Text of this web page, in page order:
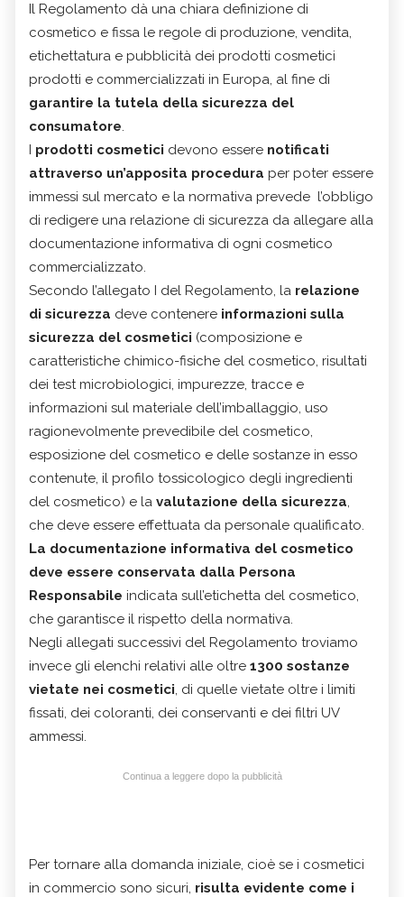
Il Regolamento dà una chiara definizione di
cosmetico e fissa le regole di produzione, vendita,
etichettatura e pubblicità dei prodotti cosmetici
prodotti e commercializzati in Europa, al fine di
garantire la tutela della sicurezza del
consumatore.
I prodotti cosmetici devono essere notificati
attraverso un’apposita procedura per poter essere
immessi sul mercato e la normativa prevede l’obbligo
di redigere una relazione di sicurezza da allegare alla
documentazione informativa di ogni cosmetico
commercializzato.
Secondo l’allegato I del Regolamento, la relazione
di sicurezza deve contenere informazioni sulla
sicurezza del cosmetici (composizione e
caratteristiche chimico-fisiche del cosmetico, risultati
dei test microbiologici, impurezze, tracce e
informazioni sul materiale dell’imballaggio, uso
ragionevolmente prevedibile del cosmetico,
esposizione del cosmetico e delle sostanze in esso
contenute, il profilo tossicologico degli ingredienti
del cosmetico) e la valutazione della sicurezza,
che deve essere effettuata da personale qualificato.
La documentazione informativa del cosmetico
deve essere conservata dalla Persona
Responsabile indicata sull’etichetta del cosmetico,
che garantisce il rispetto della normativa.
Negli allegati successivi del Regolamento troviamo
invece gli elenchi relativi alle oltre 1300 sostanze
vietate nei cosmetici, di quelle vietate oltre i limiti
fissati, dei coloranti, dei conservanti e dei filtri UV
ammessi.
Continua a leggere dopo la pubblicità
Per tornare alla domanda iniziale, cioè se i cosmetici
in commercio sono sicuri, risulta evidente come i